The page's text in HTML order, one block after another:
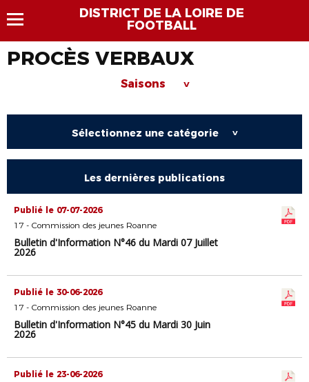
DISTRICT DE LA LOIRE DE
FOOTBALL
PROCÈS VERBAUX
Saisons >
Sélectionnez une catégorie >
Les dernières publications
Publié le 07-07-2026
17 - Commission des jeunes Roanne
Bulletin d'Information N°46 du Mardi 07 Juillet
2026
Publié le 30-06-2026
17 - Commission des jeunes Roanne
Bulletin d'Information N°45 du Mardi 30 Juin
2026
Publié le 23-06-2026